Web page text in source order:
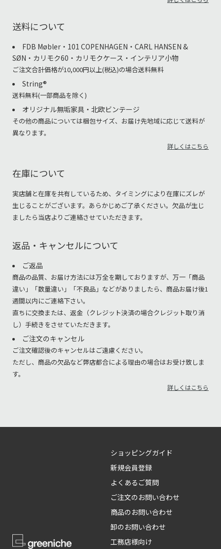
送料について
FDB Møbler・101 COPENHAGEN・CARL HANSEN &
SØN・カリモク60・カリモクケース・インテリア小物
ご注文合計価格が10,000円以上(税込)の場合送料無料
String®︎
送料無料(一部商品を除く)
オリジナル無垢家具・北欧ビンテージ
その他の商品については梱包サイズ、お届け先地域に応じて送料が
異なります。
詳しくはこちら
在庫について
実店舗と在庫を共有しているため、タイミングにより在庫にズレが
生じることがございます。あらかじめご了承ください。欠品が生じ
ましたら当店よりご連絡させていただきます。
返品・キャンセルについて
ご返品
商品の品質、お届け方法には万全を期しておりますが、万一「商品
違い」「数量違い」「不良品」などがありましたら、商品お届け後1
週間以内にご連絡下さい。
直ちに交換または、返金（クレジット決済の場合クレジット取り消
し）手続きをさせていただきます。
ご注文のキャンセル
ご注文確認後のキャンセルはご遠慮ください。
ただし、商品の欠品など弊店都合による理由の場合はお受け致しま
す。
詳しくはこちら
ショッピングガイド
新規会員登録
よくあるご質問
ご注文のお問い合わせ
商品のお問い合わせ
卸のお問い合わせ
工務店様向け